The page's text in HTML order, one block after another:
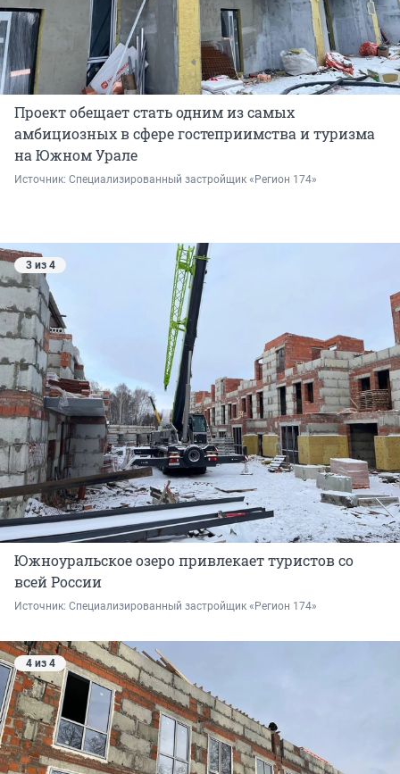
Проект обещает стать одним из самых
амбициозных в сфере гостеприимства и туризма
на Южном Урале
Источник: Специализированный застройщик «Регион 174»
3 из 4
Южноуральское озеро привлекает туристов со
всей России
Источник: Специализированный застройщик «Регион 174»
4 из 4